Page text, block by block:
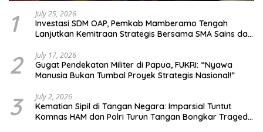
1 July 25, 2026
Investasi SDM OAP, Pemkab Mamberamo Tengah
Lanjutkan Kemitraan Strategis Bersama SMA Sains dan
2 July 17, 2026
Gugat Pendekatan Militer di Papua, FUKRI: “Nyawa
Manusia Bukan Tumbal Proyek Strategis Nasional!”
3 July 2, 2026
Kematian Sipil di Tangan Negara: Imparsial Tuntut
Komnas HAM dan Polri Turun Tangan Bongkar Tragedi